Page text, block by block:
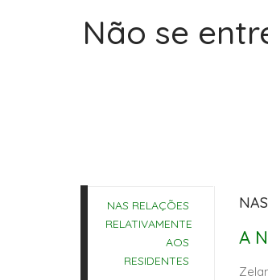
Não se
NAS RELAÇÕES
RELATIVAMENTE
AOS
RESIDENTES
A